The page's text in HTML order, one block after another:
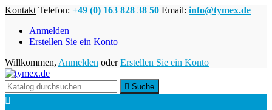
Kontakt Telefon: +49 (0) 163 828 38 50 Email: info@tymex.de
Anmelden
Erstellen Sie ein Konto
Willkommen, Anmelden oderErstellen Sie ein Konto
 Suche
